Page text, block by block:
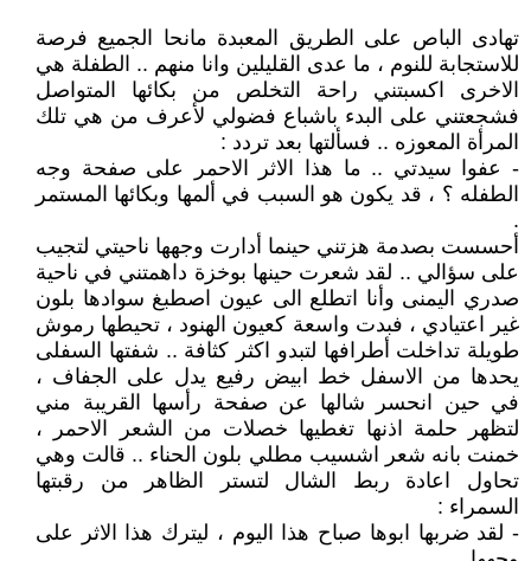
تهادى الباص على الطريق المعبدة مانحا الجميع فرصة
للاستجابة للنوم ، ما عدى القليلين وانا منهم .. الطفلة هي
الاخرى اكسبتني راحة التخلص من بكائها المتواصل
فشجعتني على البدء باشباع فضولي لأعرف من هي تلك
المرأة المعوزه .. فسألتها بعد تردد :
- عفوا سيدتي .. ما هذا الاثر الاحمر على صفحة وجه
الطفله ؟ ، قد يكون هو السبب في ألمها وبكائها المستمر
.
أحسست بصدمة هزتني حينما أدارت وجهها ناحيتي لتجيب
على سؤالي .. لقد شعرت حينها بوخزة داهمتني في ناحية
صدري اليمنى وأنا اتطلع الى عيون اصطبغ سوادها بلون
غير اعتيادي ، فبدت واسعة كعيون الهنود ، تحيطها رموش
طويلة تداخلت أطرافها لتبدو اكثر كثافة .. شفتها السفلى
يحدها من الاسفل خط ابيض رفيع يدل على الجفاف ،
في حين انحسر شالها عن صفحة رأسها القريبة مني
لتظهر حلمة اذنها تغطيها خصلات من الشعر الاحمر ،
خمنت بانه شعر اشسيب مطلي بلون الحناء .. قالت وهي
تحاول اعادة ربط الشال لتستر الظاهر من رقبتها
السمراء :
- لقد ضربها ابوها صباح هذا اليوم ، ليترك هذا الاثر على